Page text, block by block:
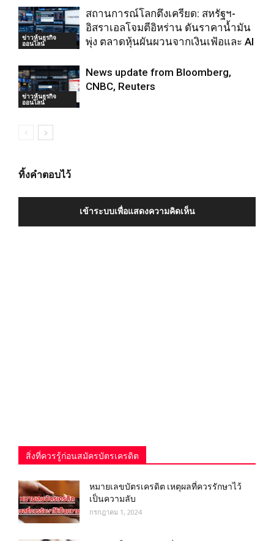
ข่าวหุ้นธุรกิจ
ออนไลน์
สถานการณ์โลกตึงเครียด: สหรัฐฯ-
อิสราเอลโจมตีอิหร่าน ดันราคาน้ำมัน
พุ่ง ตลาดหุ้นผันผวนจากเงินเฟ้อและ AI
ข่าวหุ้นธุรกิจ
ออนไลน์
News update from Bloomberg,
CNBC, Reuters
ทิ้งคำตอบไว้
เข้าระบบเพื่อแสดงความคิดเห็น
สิ่งที่ควรรู้ก่อนสมัครบัตรเครดิต
หมายเลขบัตรเครดิต เหตุผลที่ควรรักษาไว้
เป็นความลับ
กรกฎาคม 1, 2024